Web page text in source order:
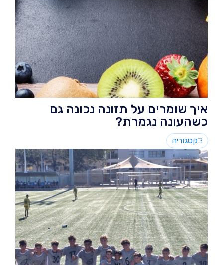
איך שומרים על תזונה נכונה גם
כשהעונה נגמרת?
קטגוריה